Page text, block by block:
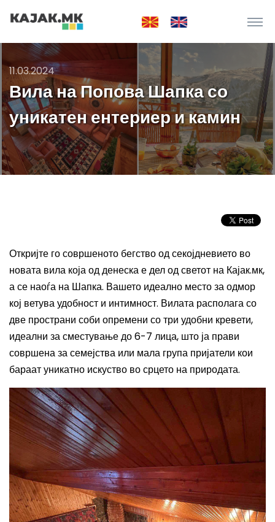
11.03.2024
Вила на Попова Шапка со
уникатен ентериер и камин
Откријте го совршеното бегство од секојдневието во
новата вила која од денеска е дел од светот на Кајак.мк,
а се наоѓа на Шапка. Вашето идеално место за одмор
кој ветуваудобност и интимност. Вилата располага со
две пространи соби опремени со три удобни кревети,
идеални за сместување до 6-7 лица, што ја прави
совршена за семејства или мала група пријатели кои
бараат уникатно искуство во срцето на природата.